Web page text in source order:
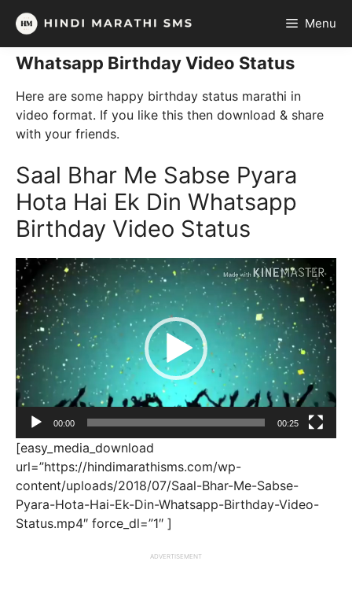
Skip
content
Menu
Whatsapp Birthday Video Status
Here are some happy birthday status marathi in
video format. If you like this then download & share
with your friends.
Saal Bhar Me Sabse Pyara
Hota Hai Ek Din Whatsapp
Birthday Video Status
Video
Player
00:00 00:25
[easy_media_download
url=”https://hindimarathisms.com/wp-
content/uploads/2018/07/Saal-Bhar-Me-Sabse-
Pyara-Hota-Hai-Ek-Din-Whatsapp-Birthday-Video-
Status.mp4″ force_dl=”1″ ]
ADVERTISEMENT